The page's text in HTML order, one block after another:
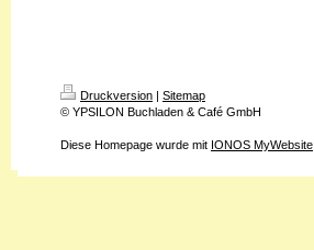
Druckversion | Sitemap
© YPSILON Buchladen & Café GmbH
Diese Homepage wurde mit IONOS MyWebsite